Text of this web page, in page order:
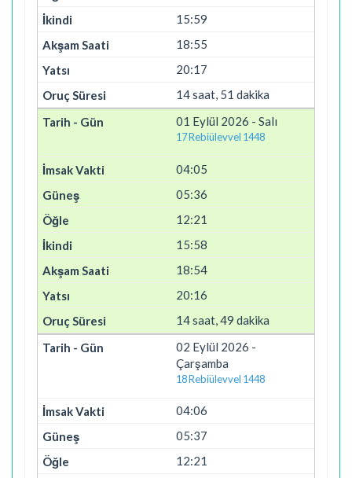
15:59
18:55
20:17
14 saat, 51 dakika
01 Eylül 2026 - Salı
17 Rebiülevvel 1448
04:05
05:36
12:21
15:58
18:54
20:16
14 saat, 49 dakika
02 Eylül 2026 -
Çarşamba
18 Rebiülevvel 1448
04:06
05:37
12:21